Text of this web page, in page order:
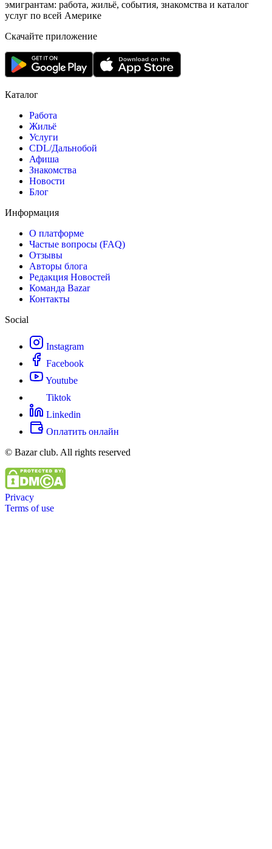
эмигрантам: работа, жильё, события, знакомства и каталог
услуг по всей Америке
Скачайте приложение
Каталог
Работа
Жильё
Услуги
CDL/Дальнобой
Афиша
Знакомства
Новости
Блог
Информация
О платформе
Частые вопросы (FAQ)
Отзывы
Авторы блога
Редакция Новостей
Команда Bazar
Контакты
Social
Instagram
Facebook
Youtube
Tiktok
Linkedin
Оплатить онлайн
© Bazar club. All rights reserved
Privacy
Terms of use